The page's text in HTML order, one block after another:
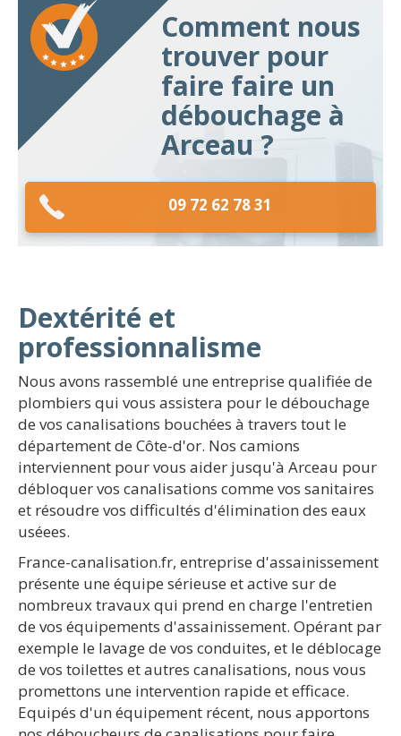
Comment nous
trouver pour
faire faire un
débouchage à
Arceau ?
09 72 62 78 31
Dextérité et
professionnalisme
Nous avons rassemblé une entreprise qualifiée de
plombiers qui vous assistera pour le débouchage
de vos canalisations bouchées à travers tout le
département de Côte-d'or. Nos camions
interviennent pour vous aider jusqu'à Arceau pour
débloquer vos canalisations comme vos sanitaires
et résoudre vos difficultés d'élimination des eaux
uséees.
France-canalisation.fr, entreprise d'assainissement
présente une équipe sérieuse et active sur de
nombreux travaux qui prend en charge l'entretien
de vos équipements d'assainissement. Opérant par
exemple le lavage de vos conduites, et le déblocage
de vos toilettes et autres canalisations, nous vous
promettons une intervention rapide et efficace.
Equipés d'un équipement récent, nous apportons